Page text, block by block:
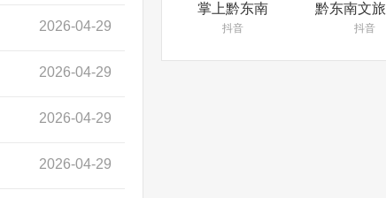
2026-04-29
2026-04-29
2026-04-29
2026-04-29
掌上黔东南
抖音
黔东南文
抖音